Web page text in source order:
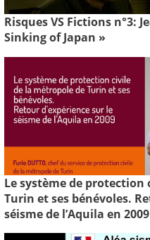
Risques VS Fictions n°3:
Sinking of Japan »
Le système de
Turin et ses bénévoles.
séisme de l’Aquila en 2009